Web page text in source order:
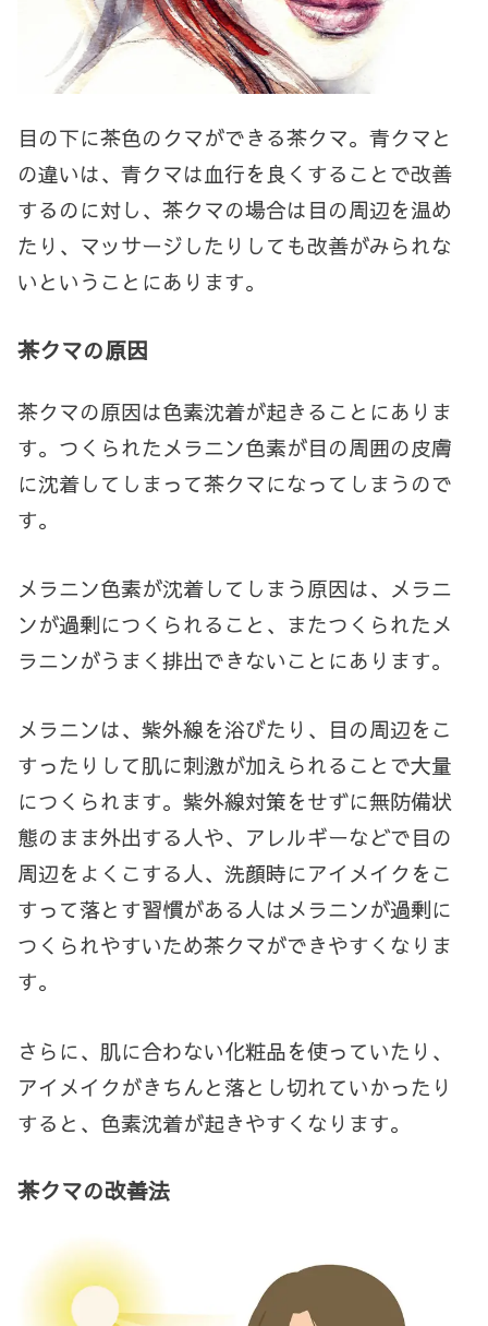
目の下に茶色のクマができる茶クマ。青クマと
の違いは、青クマは血行を良くすることで改善
するのに対し、茶クマの場合は目の周辺を温め
たり、マッサージしたりしても改善がみられな
いということにあります。
茶クマの原因
茶クマの原因は色素沈着が起きることにありま
す。つくられたメラニン色素が目の周囲の皮膚
に沈着してしまって茶クマになってしまうので
す。
メラニン色素が沈着してしまう原因は、メラニ
ンが過剰につくられること、またつくられたメ
ラニンがうまく排出できないことにあります。
メラニンは、紫外線を浴びたり、目の周辺をこ
すったりして肌に刺激が加えられることで大量
につくられます。紫外線対策をせずに無防備状
態のまま外出する人や、アレルギーなどで目の
周辺をよくこする人、洗顔時にアイメイクをこ
すって落とす習慣がある人はメラニンが過剰に
つくられやすいため茶クマができやすくなりま
す。
さらに、肌に合わない化粧品を使っていたり、
アイメイクがきちんと落とし切れていかったり
すると、色素沈着が起きやすくなります。
茶クマの改善法